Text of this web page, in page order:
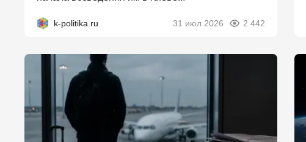
k-politika.ru 31 июл 2026 2 442